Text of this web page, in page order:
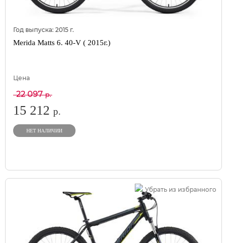
Год выпуска: 2015 г.
Merida Matts 6. 40-V ( 2015г.)
Цена
22 097р.
15 212 р.
НЕТ НАЛИЧИИ
Убрать из избранного